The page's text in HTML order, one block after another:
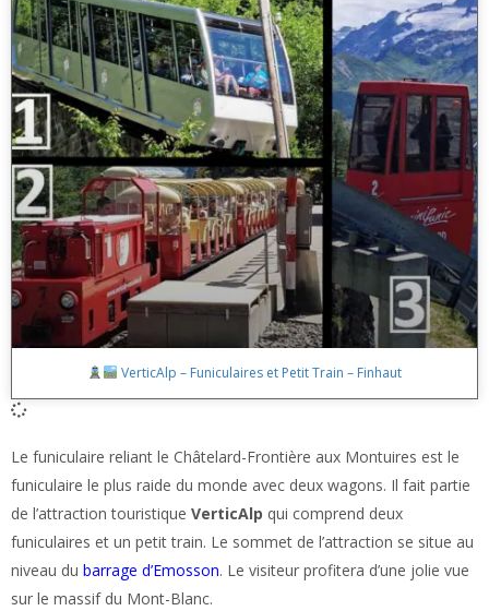
VerticAlp – Funiculaires et Petit Train – Finhaut
Le funiculaire reliant le Châtelard-Frontière aux Montuires est le
funiculaire le plus raide du monde avec deux wagons. Il fait partie
de l’attraction touristique VerticAlp qui comprend deux
funiculaires et un petit train. Le sommet de l’attraction se situe au
niveau du barrage d’Emosson. Le visiteur profitera d’une jolie vue
sur le massif du Mont-Blanc.